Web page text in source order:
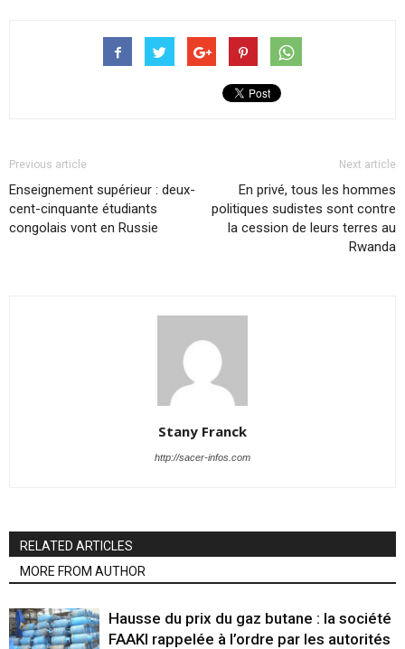
Previous article
Enseignement supérieur : deux-
cent-cinquante étudiants
congolais vont en Russie
Next article
En privé, tous les hommes
politiques sudistes sont contre
la cession de leurs terres au
Rwanda
Stany Franck
http://sacer-infos.com
RELATED ARTICLES
MORE FROM AUTHOR
Hausse du prix du gaz butane : la société
FAAKI rappelée à l’ordre par les autorités